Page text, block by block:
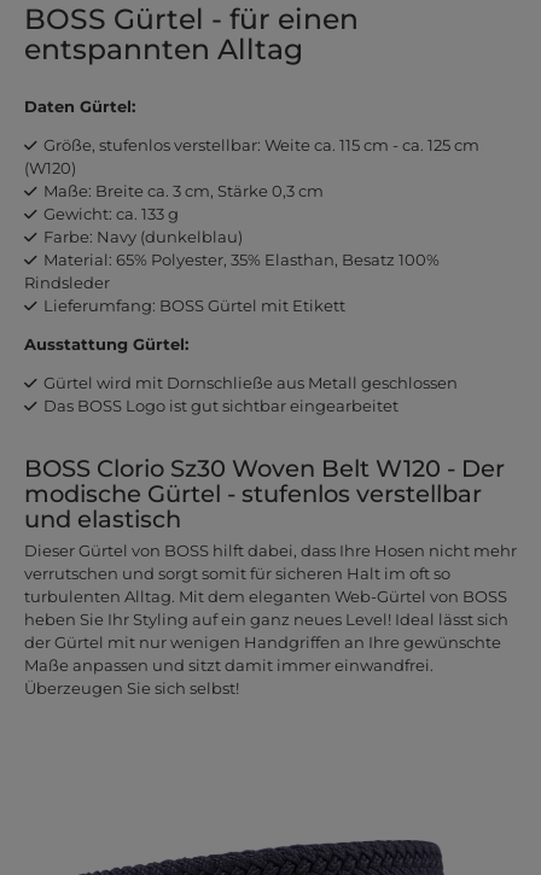
BOSS Gürtel - für einen
entspannten Alltag
Daten Gürtel:
Größe, stufenlos verstellbar: Weite ca. 115 cm - ca. 125 cm
(W120)
Maße: Breite ca. 3 cm, Stärke 0,3 cm
Gewicht: ca. 133 g
Farbe: Navy (dunkelblau)
Material: 65% Polyester, 35% Elasthan, Besatz 100%
Rindsleder
Lieferumfang: BOSS Gürtel mit Etikett
Ausstattung Gürtel:
Gürtel wird mit Dornschließe aus Metall geschlossen
Das BOSS Logo ist gut sichtbar eingearbeitet
BOSS Clorio Sz30 Woven Belt W120 - Der
modische Gürtel - stufenlos verstellbar
und elastisch
Dieser Gürtel von BOSS hilft dabei, dass Ihre Hosen nicht mehr
verrutschen und sorgt somit für sicheren Halt im oft so
turbulenten Alltag. Mit dem eleganten Web-Gürtel von BOSS
heben Sie Ihr Styling auf ein ganz neues Level! Ideal lässt sich
der Gürtel mit nur wenigen Handgriffen an Ihre gewünschte
Maße anpassen und sitzt damit immer einwandfrei.
Überzeugen Sie sich selbst!